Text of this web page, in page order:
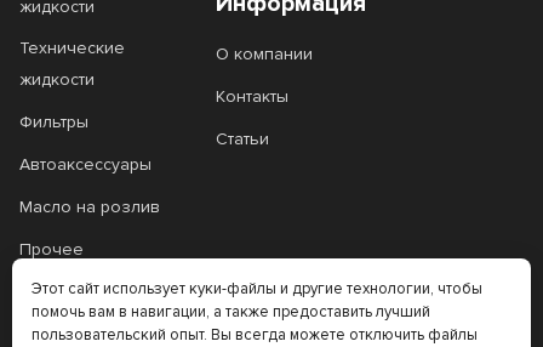
жидкости
Технические
жидкости
Фильтры
Автоаксессуары
Масло на розлив
Прочее
Аккумуляторы
Прочее
О компании
Контакты
Статьи
Этот сайт использует куки-файлы и другие технологии, чтобы
помочь вам в навигации, а также предоставить лучший
пользовательский опыт. Вы всегда можете отключить файлы